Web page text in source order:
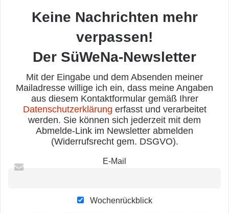
Keine Nachrichten mehr
verpassen!
Der SüWeNa-Newsletter
Mit der Eingabe und dem Absenden meiner
Mailadresse willige ich ein, dass meine Angaben
aus diesem Kontaktformular gemäß Ihrer
Datenschutzerklärung erfasst und verarbeitet
werden. Sie können sich jederzeit mit dem
Abmelde-Link im Newsletter abmelden
(Widerrufsrecht gem. DSGVO).
E-Mail
Wochenrückblick